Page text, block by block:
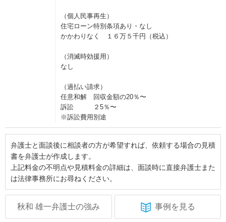
（個人民事再生）
住宅ローン特別条項あり・なし
かかわりなく １６万５千円（税込）
（消滅時効援用）
なし
（過払い請求）
任意和解 回収金額の20％〜
訴訟 ２5％〜
※訴訟費用別途
弁護士と面談後に相談者の方が希望すれば、依頼する場合の見積
書を弁護士が作成します。
上記料金の不明点や見積料金の詳細は、面談時に直接弁護士また
は法律事務所にお尋ねください。
秋和 雄一弁護士の強み 事例を見る